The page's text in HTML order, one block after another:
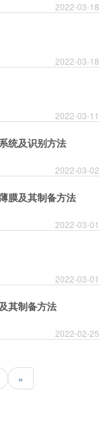
2022-03-18
2022-03-18
2022-03-11
统及识别方法
2022-03-02
膜及其制备方法
2022-03-01
2022-03-01
其制备方法
2022-02-25
»